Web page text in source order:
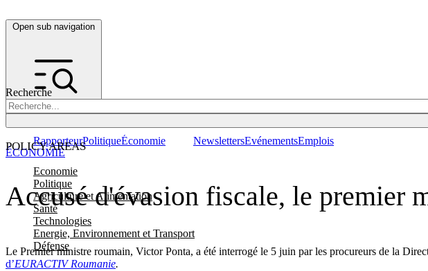
Open sub navigation
Recherche
POLICY AREAS
Economie
Politique
Agriculture et Alimentation
Santé
Technologies
Energie, Environnement et Transport
Défense
RapporteurPolitiqueÉconomie NewslettersEvénementsEmplois
Accusé d'évasion fiscale, le premier
Le Premier ministre roumain, Victor Ponta, a été interrogé le 5 juin par les procureurs de la
d’EURACTIV Roumanie.
ÉCONOMIE